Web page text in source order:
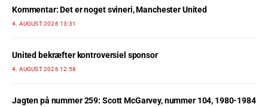
Kommentar: Det er noget svineri, Manchester United
4. AUGUST 2026 13:31
United bekræfter kontroversiel sponsor
4. AUGUST 2026 12:58
Jagten på nummer 259: Scott McGarvey, nummer 104, 1980-1984